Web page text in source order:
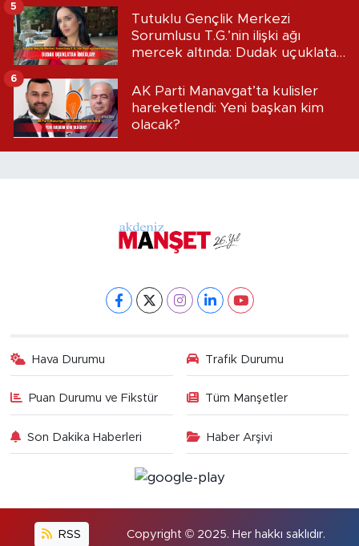
Tutuklu Gençlik Merkezi
Sorumlusu T.G.’nin ilişki ağı
mercek altında: Dudak uçuklatan
5
AK Parti Manavgat’ta kulisler
hareketlendi: Yeni başkan kim
olacak?
6
Hava Durumu Trafik Durumu
Puan Durumu ve Fikstür Tüm Manşetler
Son Dakika Haberleri Haber Arşivi
RSS Copyright © 2025. Her hakkı saklıdır.